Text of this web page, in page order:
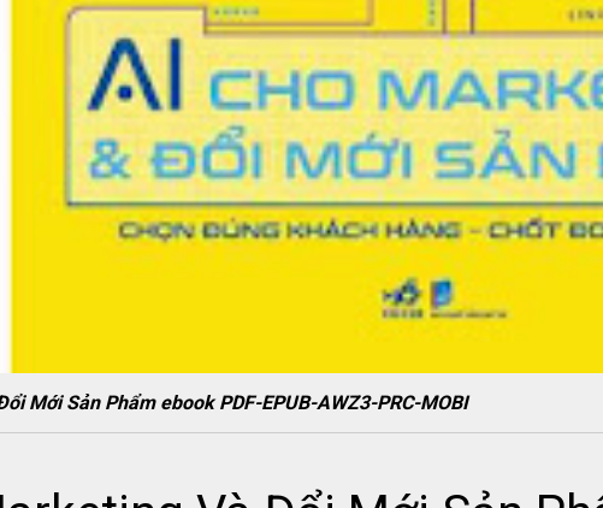
Mới Sản Phẩm ebook PDF-EPUB-AWZ3-PRC-MOBI